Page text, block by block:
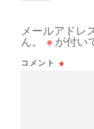
メールアドレ
ん。
※ が付い
コメント ※